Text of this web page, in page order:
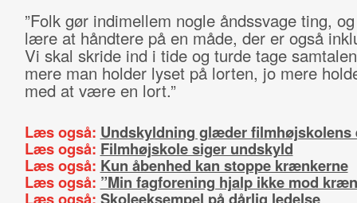
”Folk gør indimellem nogle åndssvage ting,
lære at håndtere på en måde, der er også
Vi skal skride ind i tide og turde tage
mere man holder lyset på lorten, jo mere
med at være en lort.”
Læs også: Undskyldning glæder filmhøjskolens
Læs også: Filmhøjskole siger undskyld
Læs også: Kun åbenhed kan stoppe krænkerne
Læs også: ”Min fagforening hjalp ikke mod
Læs også: Skoleeksempel på dårlig ledelse